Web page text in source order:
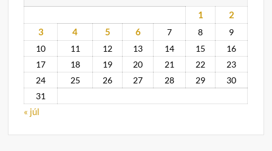
1
2
3
4 5 6 7 8
9
10
11 12 13 14 15
16
17
18 19 20 21 22
23
24
25 26 27 28 29
30
31
« júl